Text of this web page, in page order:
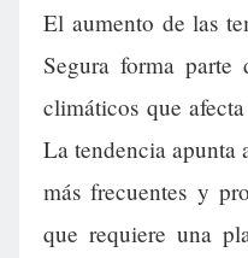
El aumento de las
Segura forma
climáticos que
La tendencia apunta
más frecuentes y
que requiere una